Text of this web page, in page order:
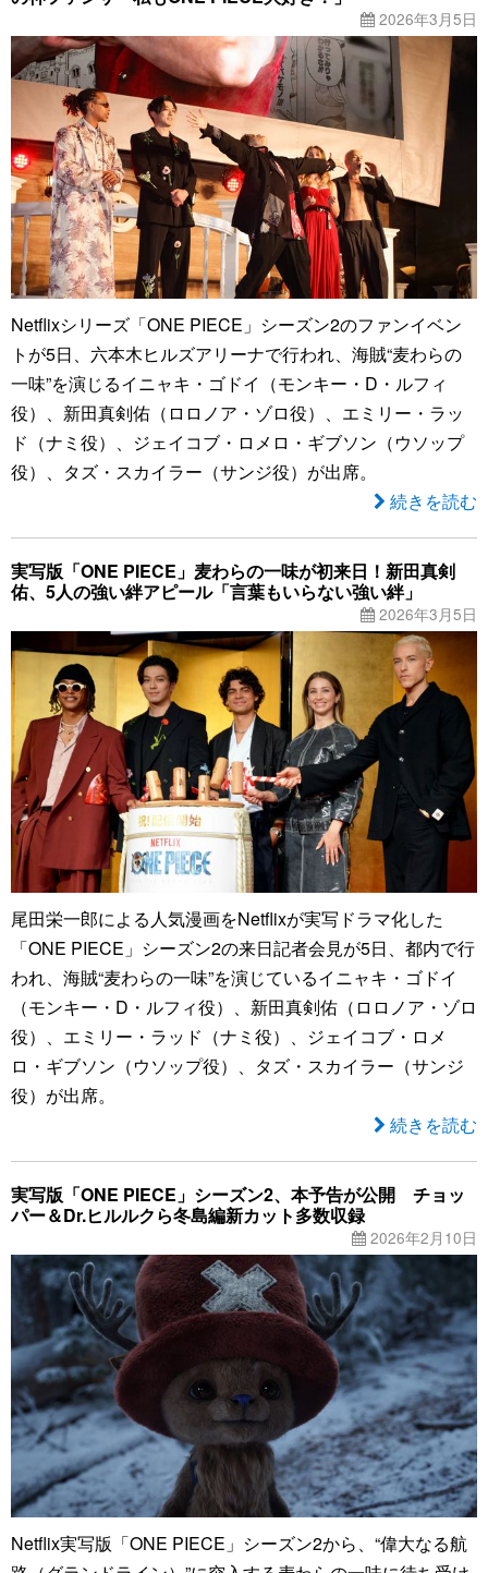
2026年3月5日
Netflixシリーズ「ONE PIECE」シーズン2のファンイベン
トが5日、六本木ヒルズアリーナで行われ、海賊“麦わらの
一味”を演じるイニャキ・ゴドイ（モンキー・D・ルフィ
役）、新田真剣佑（ロロノア・ゾロ役）、エミリー・ラッ
ド（ナミ役）、ジェイコブ・ロメロ・ギブソン（ウソップ
役）、タズ・スカイラー（サンジ役）が出席。
続きを読む
実写版「ONE PIECE」麦わらの一味が初来日！新田真剣
佑、5人の強い絆アピール「言葉もいらない強い絆」
2026年3月5日
尾田栄一郎による人気漫画をNetflixが実写ドラマ化した
「ONE PIECE」シーズン2の来日記者会見が5日、都内で行
われ、海賊“麦わらの一味”を演じているイニャキ・ゴドイ
（モンキー・D・ルフィ役）、新田真剣佑（ロロノア・ゾロ
役）、エミリー・ラッド（ナミ役）、ジェイコブ・ロメ
ロ・ギブソン（ウソップ役）、タズ・スカイラー（サンジ
役）が出席。
続きを読む
実写版「ONE PIECE」シーズン2、本予告が公開 チョッ
パー＆Dr.ヒルルクら冬島編新カット多数収録
2026年2月10日
Netflix実写版「ONE PIECE」シーズン2から、“偉大なる航